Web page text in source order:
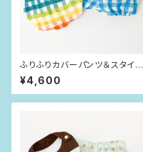
ふりふりカバーパンツ＆スタイ
にじいろチェック（80size）
¥4,600